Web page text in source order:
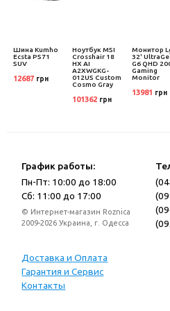
Шина Kumho
Ecsta PS71
SUV
12687 грн
Ноутбук MSI
Crosshair 18
HX AI
A2XWGKG-
012US Custom
Cosmo Gray
101362 грн
Монитор
32'
G6 QHD
Gaming
Monitor
13981 грн
График работы:
Пн-Пт: 10:00 до 18:00
Сб: 11:00 до 17:00
© Интернет-магазин Roznica
2009-2026 Украина, г. Одесса
Доставка и Оплата
Гарантия и Сервис
Контакты